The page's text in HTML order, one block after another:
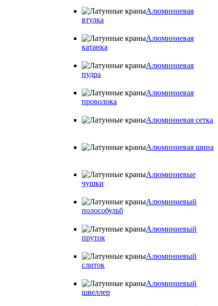
Алюминиевая
втулка
Алюминиевая
катанка
Алюминиевая
пудра
Алюминиевая
проволока
Алюминиевая сетка
Алюминиевая шина
Алюминиевые
чушки
Алюминиевый
полособульб
Алюминиевый
пруток
Алюминиевый
слиток
Алюминиевый
швеллер